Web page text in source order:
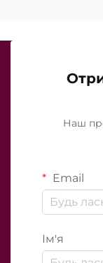
Наш
Email
Ім'я